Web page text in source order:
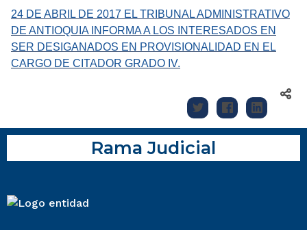
24 DE ABRIL DE 2017 EL TRIBUNAL ADMINISTRATIVO
DE ANTIOQUIA INFORMA A LOS INTERESADOS EN
SER DESIGANADOS EN PROVISIONALIDAD EN EL
CARGO DE CITADOR GRADO IV.
Rama Judicial